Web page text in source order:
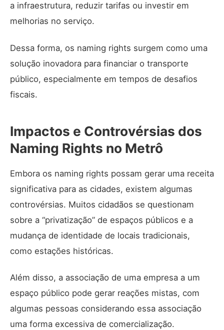
a infraestrutura, reduzir tarifas ou investir em
melhorias no serviço.
Dessa forma, os naming rights surgem como uma
solução inovadora para financiar o transporte
público, especialmente em tempos de desafios
fiscais.
Impactos e Controvérsias dos
Naming Rights no Metrô
Embora os naming rights possam gerar uma receita
significativa para as cidades, existem algumas
controvérsias. Muitos cidadãos se questionam
sobre a “privatização” de espaços públicos e a
mudança de identidade de locais tradicionais,
como estações históricas.
Além disso, a associação de uma empresa a um
espaço público pode gerar reações mistas, com
algumas pessoas considerando essa associação
uma forma excessiva de comercialização.